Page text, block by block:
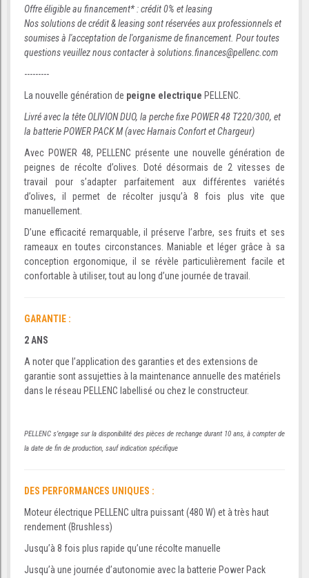
Offre éligible au financement* : crédit 0% et leasing
Nos solutions de crédit & leasing sont réservées aux professionnels et
soumises à l'acceptation de l'organisme de financement. Pour toutes
questions veuillez nous contacter à solutions.finances@pellenc.com
---------
La nouvelle génération de peigne electrique PELLENC.
Livré avec la tête OLIVION DUO, la perche fixe POWER 48 T220/300, et
la batterie POWER PACK M (avec Harnais Confort et Chargeur)
Avec POWER 48, PELLENC présente une nouvelle génération de
peignes de récolte d’olives. Doté désormais de 2 vitesses de
travail pour s’adapter parfaitement aux différentes variétés
d’olives, il permet de récolter jusqu’à 8 fois plus vite que
manuellement.
D’une efficacité remarquable, il préserve l’arbre, ses fruits et ses
rameaux en toutes circonstances. Maniable et léger grâce à sa
conception ergonomique, il se révèle particulièrement facile et
confortable à utiliser, tout au long d’une journée de travail.
GARANTIE :
2 ANS
A noter que l’application des garanties et des extensions de
garantie sont assujetties à la maintenance annuelle des matériels
dans le réseau PELLENC labellisé ou chez le constructeur.
PELLENC s’engage sur la disponibilité des pièces de rechange durant 10 ans, à compter de
la date de fin de production, sauf indication spécifique
DES PERFORMANCES UNIQUES :
Moteur électrique PELLENC ultra puissant (480 W) et à très haut
rendement (Brushless)
Jusqu’à 8 fois plus rapide qu’une récolte manuelle
Jusqu’à une journée d’autonomie avec la batterie Power Pack